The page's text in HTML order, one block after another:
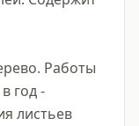
Работы
год -
листьев